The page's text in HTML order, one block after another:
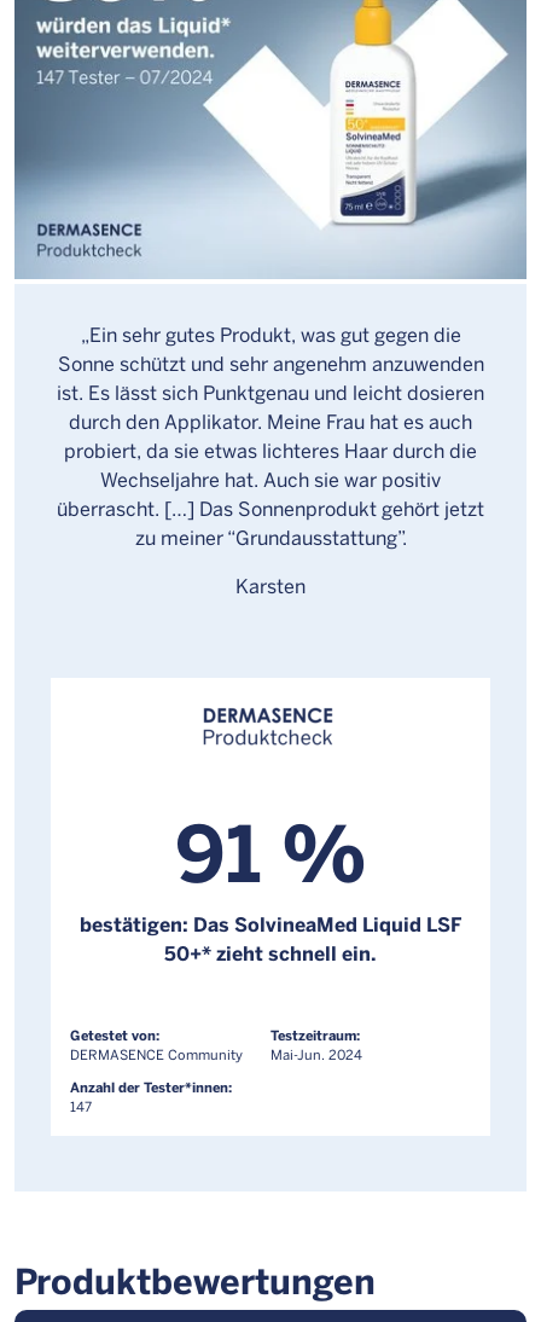
„Ein sehr gutes Produkt, was gut gegen die
Sonne schützt und sehr angenehm anzuwenden
ist. Es lässt sich Punktgenau und leicht dosieren
durch den Applikator. Meine Frau hat es auch
probiert, da sie etwas lichteres Haar durch die
Wechseljahre hat. Auch sie war positiv
überrascht. […] Das Sonnenprodukt gehört jetzt
zu meiner “Grundausstattung”.
Karsten
91 %
bestätigen: Das SolvineaMed Liquid LSF
50+* zieht schnell ein.
Getestet von:
DERMASENCE Community
Testzeitraum:
Mai-Jun. 2024
Anzahl der Tester*innen:
147
Produktbewertungen